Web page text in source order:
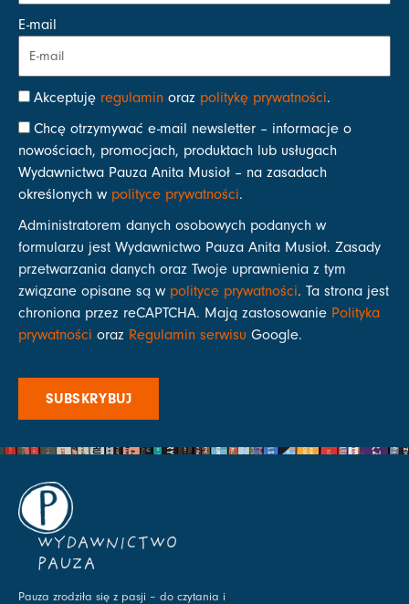
E-mail
Akceptuję regulamin oraz politykę prywatności.
Chcę otrzymywać e-mail newsletter – informacje o
nowościach, promocjach, produktach lub usługach
Wydawnictwa Pauza Anita Musioł – na zasadach
określonych w polityce prywatności.
Administratorem danych osobowych podanych w
formularzu jest Wydawnictwo Pauza Anita Musioł. Zasady
przetwarzania danych oraz Twoje uprawnienia z tym
związane opisane są w polityce prywatności. Ta strona jest
chroniona przez reCAPTCHA. Mają zastosowanie Polityka
prywatności oraz Regulamin serwisu Google.
SUBSKRYBUJ
WYDAWNICTWO
PAUZA
Pauza zrodziła się z pasji – do czytania i